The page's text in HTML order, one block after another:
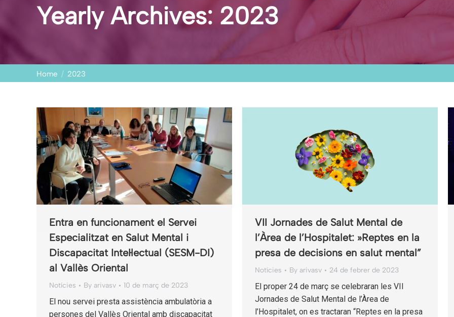
Yearly Archives: 2023
You are here:
Home 2023
Entra en funcionament el Servei
Especialitzat en Salut Mental i
Discapacitat Intel·lectual (SESM-DI)
al Vallès Oriental
Notícies By arivasv 10 de març de 2023
El nou servei presta assistència ambulatòria a
persones del Vallès Oriental amb discapacitat
VII Jornades de Salut Mental de
l’Àrea de l’Hospitalet: »Reptes en la
presa de decisions en salut mental”
Notícies By arivasv 24 de febrer de 2023
El proper 24 de març se celebraran les VII
Jornades de Salut Mental de l’Àrea de
l’Hospitalet, on es tractaran “Reptes en la presa